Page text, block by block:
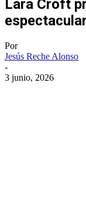
Lara Croft
Por
Jesús Reche Alonso
-
3 junio, 2026